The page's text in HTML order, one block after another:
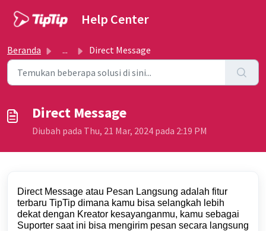
Help Center
Beranda ... Direct Message
Direct Message
Diubah pada Thu, 21 Mar, 2024 pada 2:19 PM
Direct Message atau Pesan Langsung adalah fitur
terbaru TipTip dimana kamu bisa selangkah lebih
dekat dengan Kreator kesayanganmu, kamu sebagai
Suporter saat ini bisa mengirim pesan secara langsung